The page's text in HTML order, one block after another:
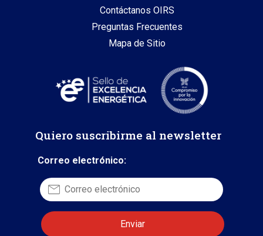
Contáctanos OIRS
Preguntas Frecuentes
Mapa de Sitio
Quiero suscribirme al newsletter
Correo electrónico: